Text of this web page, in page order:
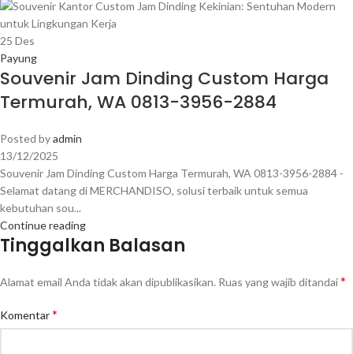
25 Des
Payung
Souvenir Jam Dinding Custom Harga
Termurah, WA 0813-3956-2884
Posted byadmin
13/12/2025
Souvenir Jam Dinding Custom Harga Termurah, WA 0813-3956-2884 -
Selamat datang di MERCHANDISO, solusi terbaik untuk semua
kebutuhan sou...
Continue reading
Tinggalkan Balasan
Alamat email Anda tidak akan dipublikasikan. Ruas yang wajib ditandai*
Komentar*